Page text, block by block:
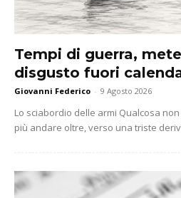
Tempi di guerra,
disgusto fuori
Giovanni Federico - 9 Agosto 2026
Lo sciabordio delle armi Qualcosa
più andare oltre, verso una triste